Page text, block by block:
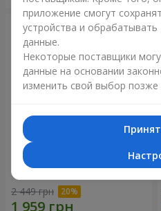
Букет "Дуэт гармонии"
2 449 грн
приложение смогут
устройства и
данные.
Некоторые поставщики
данные на основании
изменить свой выбор позже